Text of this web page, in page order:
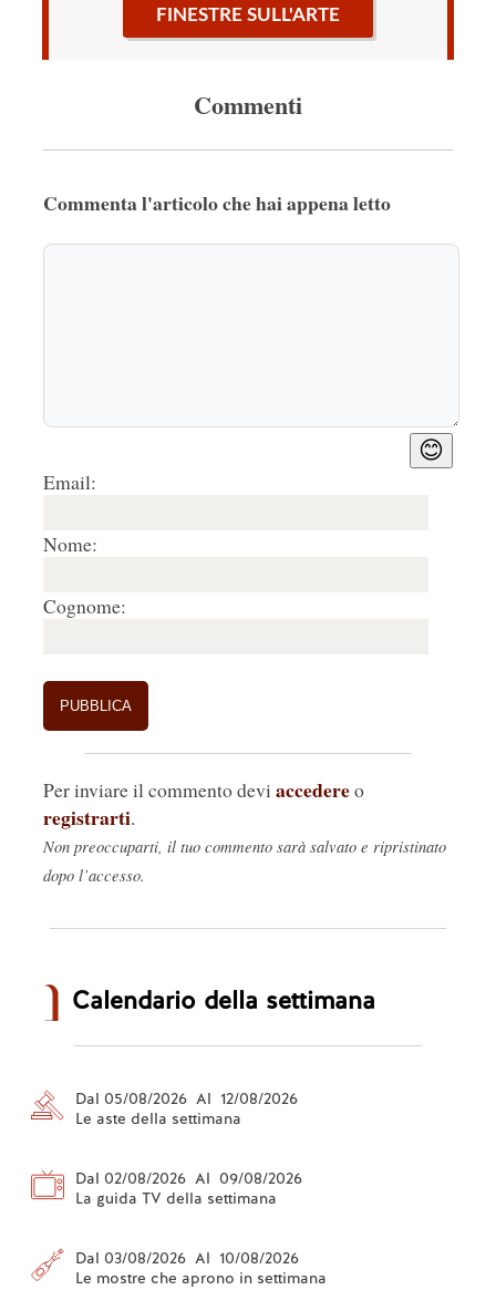
FINESTRE SULL'ARTE
Commenti
Commenta l'articolo che hai appena letto
😊
Email:
Nome:
Cognome:
Per inviare il commento devi accedereo
registrarti.
Non preoccuparti, il tuo commento sarà salvato e ripristinato
dopo l’accesso.
Calendario della settimana
Dal 05/08/2026 Al 12/08/2026
Le aste della settimana
Dal 02/08/2026 Al 09/08/2026
La guida TV della settimana
Dal 03/08/2026 Al 10/08/2026
Le mostre che aprono in settimana